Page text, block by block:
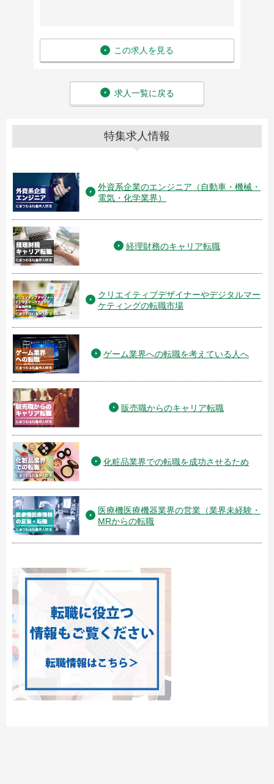
この求人を見る
求人一覧に戻る
特集求人情報
外資系企業のエンジニア（自動車・機械・
電気・化学業界）
経理財務のキャリア転職
クリエイティブデザイナーやデジタルマー
ケティングの転職市場
ゲーム業界への転職を考えている人へ
販売職からのキャリア転職
化粧品業界での転職を成功させるため
医療機医療機器業界の営業（業界未経験・
MRからの転職